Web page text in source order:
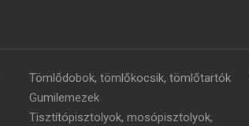
Tömlődobok, tömlőkocsik, tömlőtartók
Gumilemezek
Tisztítópisztolyok, mosópisztolyok,